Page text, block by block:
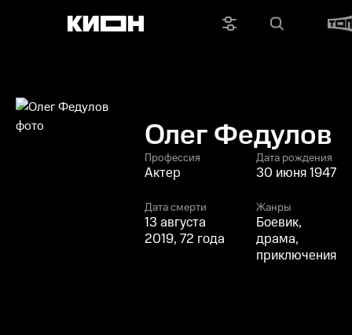
Олег Федулов
Профессия
Актер
Дата рождения
30 июня 1947
Дата смерти
13 августа
2019, 72 года
Жанры
Боевик,
драма,
приключения